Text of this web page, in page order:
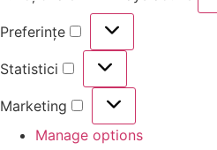
Preferințe
Statistici
Marketing
Manage options